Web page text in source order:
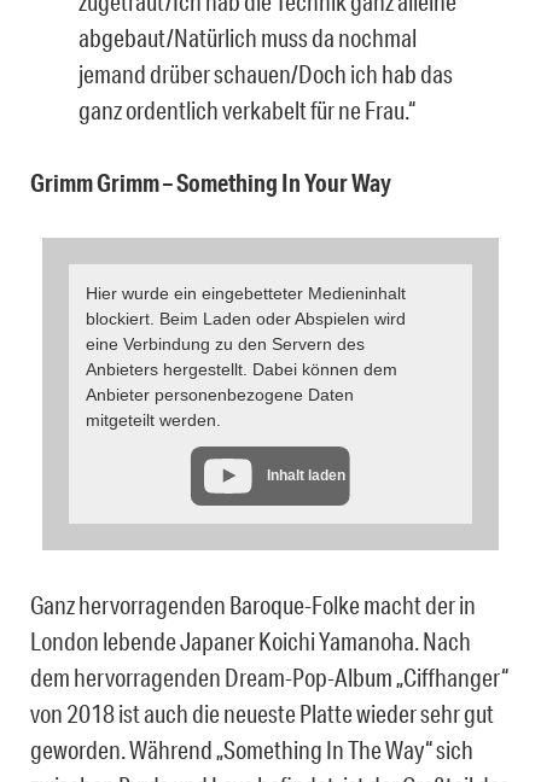
abgebaut/Natürlich muss da nochmal
jemand drüber schauen/Doch ich hab das
ganz ordentlich verkabelt für ne Frau.“
Grimm Grimm – Something In Your Way
Hier wurde ein eingebetteter Medieninhalt
blockiert. Beim Laden oder Abspielen wird
eine Verbindung zu den Servern des
Anbieters hergestellt. Dabei können dem
Anbieter personenbezogene Daten
mitgeteilt werden.
Inhalt laden
Ganz hervorragenden Baroque-Folke macht der in
London lebende Japaner Koichi Yamanoha. Nach
dem hervorragenden Dream-Pop-Album „Ciffhanger“
von 2018 ist auch die neueste Platte wieder sehr gut
geworden. Während „Something In The Way“ sich